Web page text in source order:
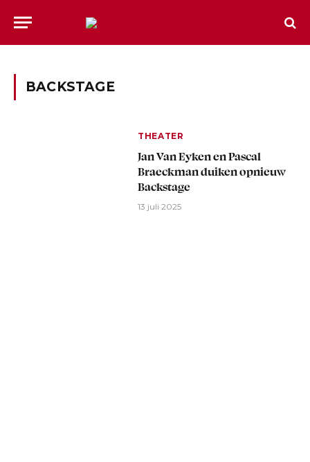
BACKSTAGE
THEATER
Jan Van Eyken en Pascal
Braeckman duiken opnieuw
Backstage
13 juli 2025